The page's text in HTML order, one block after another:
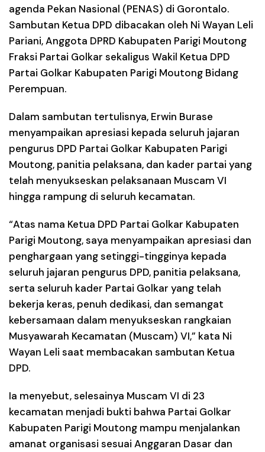
agenda Pekan Nasional (PENAS) di Gorontalo.
Sambutan Ketua DPD dibacakan oleh Ni Wayan Leli
Pariani, Anggota DPRD Kabupaten Parigi Moutong
Fraksi Partai Golkar sekaligus Wakil Ketua DPD
Partai Golkar Kabupaten Parigi Moutong Bidang
Perempuan.
Dalam sambutan tertulisnya, Erwin Burase
menyampaikan apresiasi kepada seluruh jajaran
pengurus DPD Partai Golkar Kabupaten Parigi
Moutong, panitia pelaksana, dan kader partai yang
telah menyukseskan pelaksanaan Muscam VI
hingga rampung di seluruh kecamatan.
“Atas nama Ketua DPD Partai Golkar Kabupaten
Parigi Moutong, saya menyampaikan apresiasi dan
penghargaan yang setinggi-tingginya kepada
seluruh jajaran pengurus DPD, panitia pelaksana,
serta seluruh kader Partai Golkar yang telah
bekerja keras, penuh dedikasi, dan semangat
kebersamaan dalam menyukseskan rangkaian
Musyawarah Kecamatan (Muscam) VI,” kata Ni
Wayan Leli saat membacakan sambutan Ketua
DPD.
Ia menyebut, selesainya Muscam VI di 23
kecamatan menjadi bukti bahwa Partai Golkar
Kabupaten Parigi Moutong mampu menjalankan
amanat organisasi sesuai Anggaran Dasar dan